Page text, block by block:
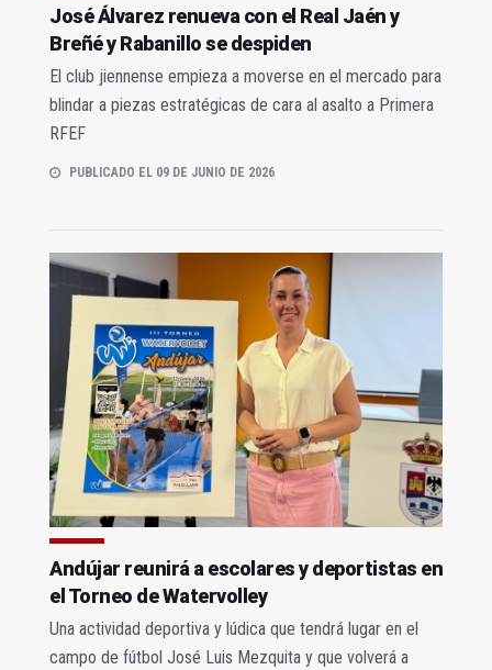
José Álvarez renueva con el Real Jaén y
Breñé y Rabanillo se despiden
El club jiennense empieza a moverse en el mercado para
blindar a piezas estratégicas de cara al asalto a Primera
RFEF
PUBLICADO EL 09 DE JUNIO DE 2026
Andújar reunirá a escolares y deportistas en
el Torneo de Watervolley
Una actividad deportiva y lúdica que tendrá lugar en el
campo de fútbol José Luis Mezquita y que volverá a